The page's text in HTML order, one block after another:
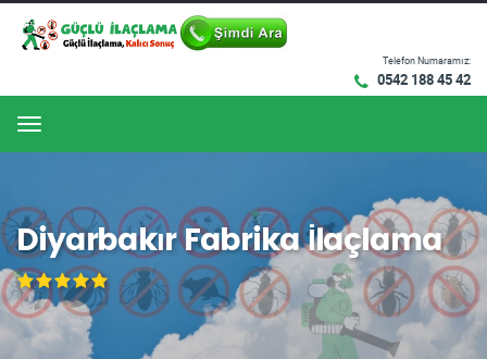
Telefon Numaramız:
0542 188 45 42
Menu
Diyarbakır Fabrika İlaçlama